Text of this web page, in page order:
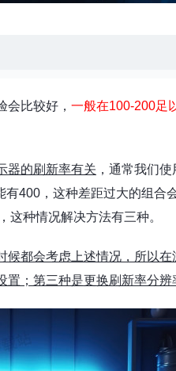
比较好， 一般在100-200足
器的刷新率有关 ，通常我们
400，这种差距过大的组合
种情况解决方法有三种。
都会考虑上述情况，所以
；第三种是更换刷新率分辨